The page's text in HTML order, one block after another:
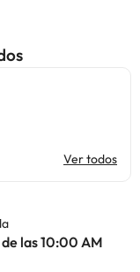
Ver todos
las 10:00 AM